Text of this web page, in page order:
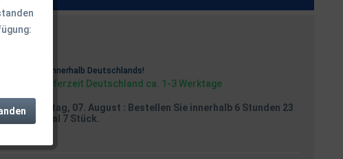
innerhalb Deutschlands!
Lieferzeit Deutschland ca. 1-3 Werktage
am Freitag, 07. August : Bestellen Sie innerhalb 6 Stunden 23
- maximal 7 Stück.